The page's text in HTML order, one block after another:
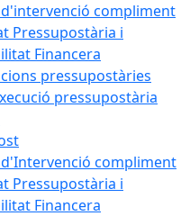
compliment
Pressupostària i
Financera
pressupostàries
pressupostària
compliment
Pressupostària i
Financera